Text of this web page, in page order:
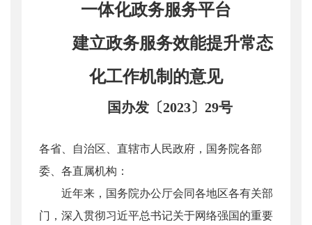
一体化政务服务平台
建立政务服务效能提升常态
化工作机制的意见
国办发〔2023〕29号
各省、自治区、直辖市人民政府，国务院各部
委、各直属机构：
近年来，国务院办公厅会同各地区各有关部
门，深入贯彻习近平总书记关于网络强国的重要